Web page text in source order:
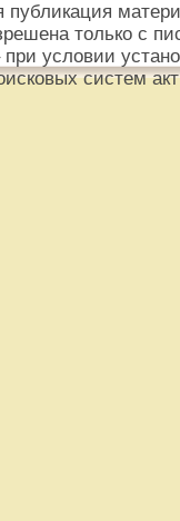
только с
условии
систем